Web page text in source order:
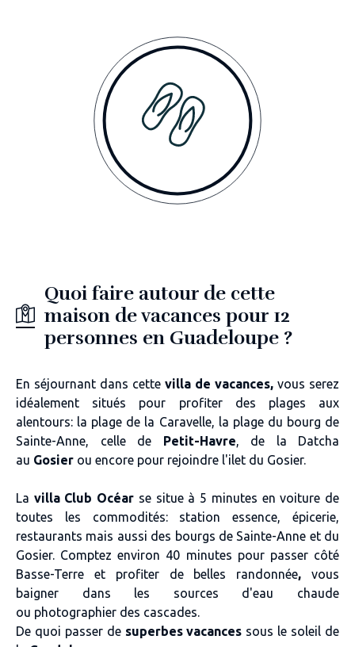
Quoi faire autour de cette
maison de vacances pour 12
personnes en Guadeloupe ?
En séjournant dans cette villa de vacances, vous serez
idéalement situés pour profiter des plages aux
alentours: la plage de la Caravelle, la plage du bourg de
Sainte-Anne, celle de Petit-Havre, de la Datcha
au Gosier ou encore pour rejoindre l'ilet du Gosier.
La villa Club Océar se situe à 5 minutes en voiture de
toutes les commodités: station essence, épicerie,
restaurants mais aussi des bourgs de Sainte-Anne et du
Gosier. Comptez environ 40 minutes pour passer côté
Basse-Terre et profiter de belles randonnée, vous
baigner dans les sources d'eau chaude
ou photographier des cascades.
De quoi passer de superbes vacances sous le soleil de